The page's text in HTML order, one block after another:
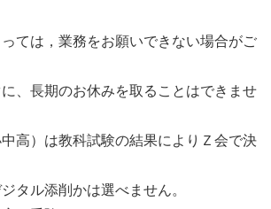
ては，業務をお願いできない場合がご
、長期のお休みを取ることはできませ
高）は教科試験の結果によりＺ会で決
タル添削かは選べません。